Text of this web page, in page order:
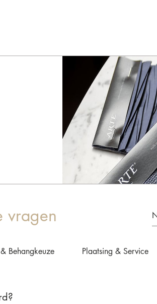
vragen
Behangkeuze Plaatsing & Service